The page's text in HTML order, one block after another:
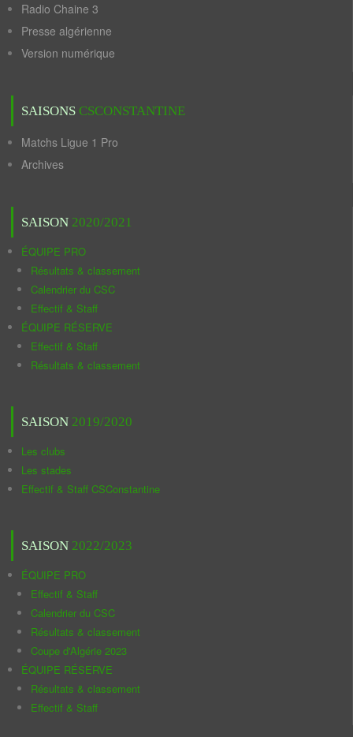
Radio Chaine 3
Presse algérienne
Version numérique
SAISONS CSCONSTANTINE
Matchs Ligue 1 Pro
Archives
SAISON 2020/2021
ÉQUIPE PRO
Résultats & classement
Calendrier du CSC
Effectif & Staff
ÉQUIPE RÉSERVE
Effectif & Staff
Résultats & classement
SAISON 2019/2020
Les clubs
Les stades
Effectif & Staff CSConstantine
SAISON 2022/2023
ÉQUIPE PRO
Effectif & Staff
Calendrier du CSC
Résultats & classement
Coupe d'Algérie 2023
ÉQUIPE RÉSERVE
Résultats & classement
Effectif & Staff